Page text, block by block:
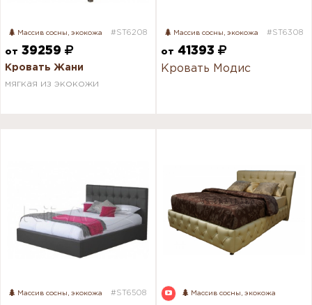
Массив сосны, экокожа #ST6208
от 39259
Кровать Жани
мягкая из экокожи
Массив сосны, экокожа #ST6308
от 41393
Кровать Модис
Массив сосны, экокожа #ST6508 Массив сосны, экокожа